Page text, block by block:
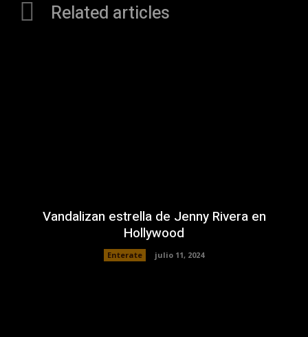
Related articles
Vandalizan estrella de Jenny Rivera en
Hollywood
Enterate julio 11, 2024